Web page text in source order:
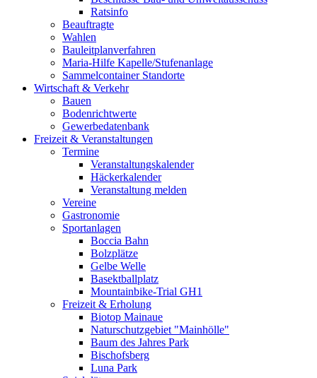
Ratsinfo
Beauftragte
Wahlen
Bauleitplanverfahren
Maria-Hilfe Kapelle/Stufenanlage
Sammelcontainer Standorte
Wirtschaft & Verkehr
Bauen
Bodenrichtwerte
Gewerbedatenbank
Freizeit & Veranstaltungen
Termine
Veranstaltungskalender
Häckerkalender
Veranstaltung melden
Vereine
Gastronomie
Sportanlagen
Boccia Bahn
Bolzplätze
Gelbe Welle
Basektballplatz
Mountainbike-Trial GH1
Freizeit & Erholung
Biotop Mainaue
Naturschutzgebiet "Mainhölle"
Baum des Jahres Park
Bischofsberg
Luna Park